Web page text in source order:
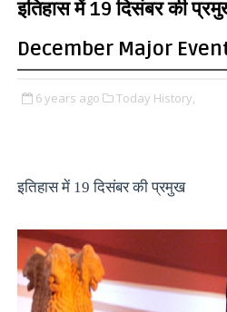
इतिहास में 19 दिसंबर की
December Major
6 years ago Today History,
इतिहास में 19 दिसंबर की प्रमुख